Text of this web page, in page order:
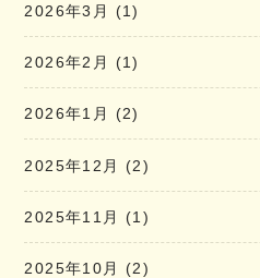
2026年3月 (1)
2026年2月 (1)
2026年1月 (2)
2025年12月 (2)
2025年11月 (1)
2025年10月 (2)